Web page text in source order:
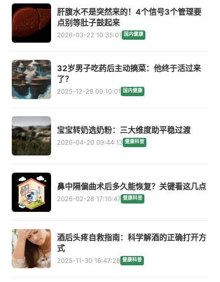
肝腹水不是突然来的！4个信号3个管理要
点别等肚子鼓起来
2026-03-22 10:35:01 国内健康
32岁男子吃药后主动摘菜：他终于活过来
了？
2025-12-29 09:10:01 国内健康
宝宝转奶选奶粉：三大维度助平稳过渡
2026-04-20 09:44:13 健康科普
鼻中隔偏曲术后多久能恢复？关键看这几点
2026-02-28 17:10:47 健康科普
酒后头疼自救指南：科学解酒的正确打开方
式
2025-11-30 16:47:28 健康科普